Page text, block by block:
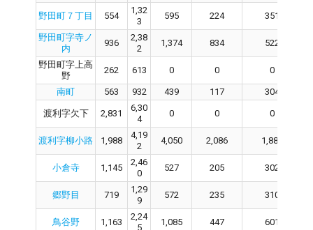
野田町７丁目 554
1,32
3
595 224 351
野田町字寺ノ
内
936
2,38
2
1,374 834 522
野田町字上高
野
262 613 0 0 0
南町 563 932 439 117 304
渡利字欠下 2,831
6,30
4
0 0 0
渡利字柳小路 1,988
4,19
2
4,050 2,086 1,883
小倉寺 1,145
2,46
0
527 205 302
郷野目 719
1,29
9
572 235 310
鳥谷野 1,163
2,24
5
1,085 447 601